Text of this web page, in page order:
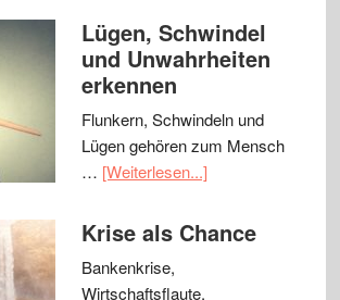
Lügen, Schwindel
und Unwahrheiten
erkennen
Flunkern, Schwindeln und
Lügen gehören zum Mensch
… [Weiterlesen...]
Krise als Chance
Bankenkrise,
Wirtschaftsflaute,